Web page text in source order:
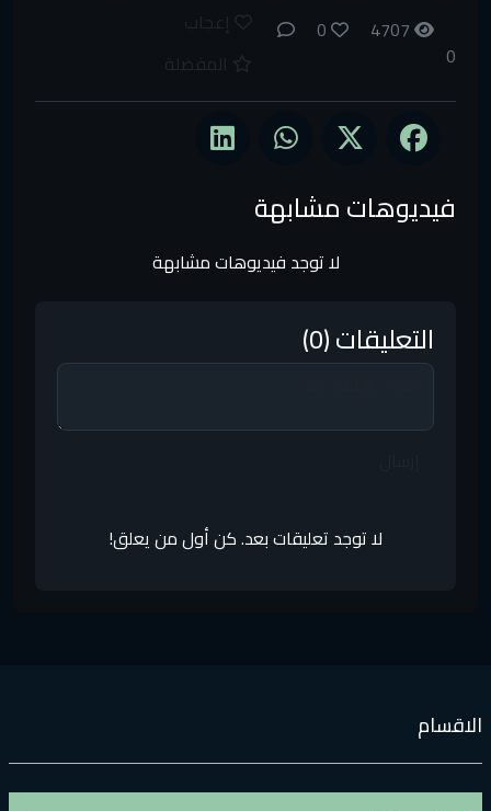
4707
0
فيديوهات مشابهة
لا توجد فيديوهات مشابهة
التعليقات (0)
لا توجد تعليقات بعد. كن أول من يعلق!